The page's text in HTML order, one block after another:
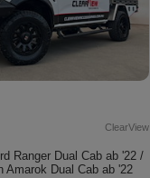
ClearView
Ranger Dual Cab ab '22 /
Amarok Dual Cab ab '22